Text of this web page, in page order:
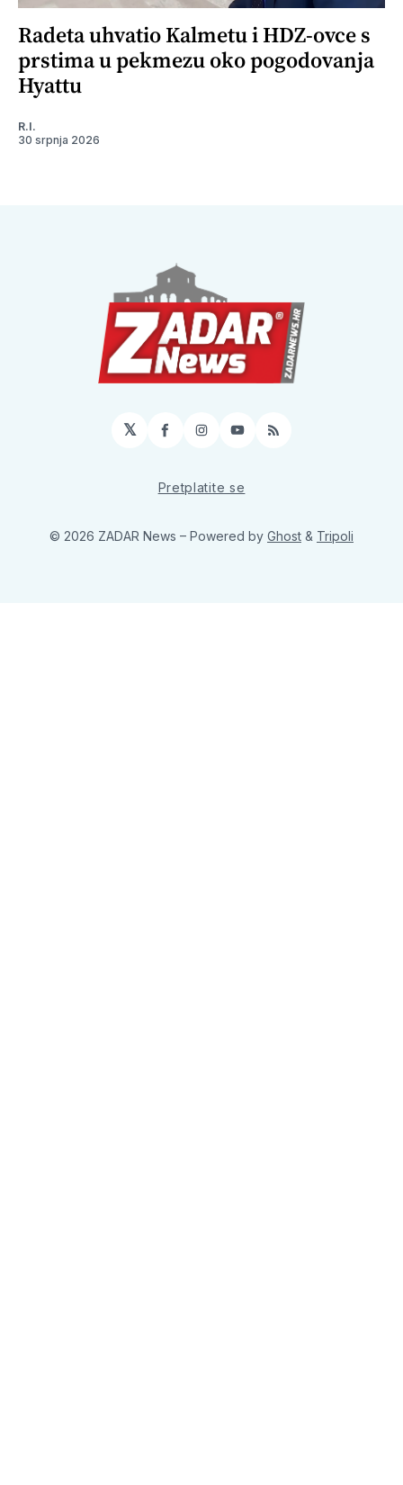
Radeta uhvatio Kalmetu i HDZ-ovce s
prstima u pekmezu oko pogodovanja
Hyattu
R.I.
30 srpnja 2026
𝕏 Facebook
Instagram
YouTube
RSS
Pretplatite se
© 2026 ZADAR News – Powered by Ghost & Tripoli